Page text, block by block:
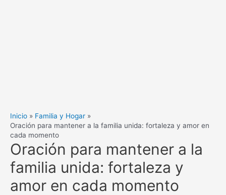
Inicio
Familia y Hogar
Oración para mantener a la familia unida: fortaleza y amor en
cada momento
Oración para mantener a la
familia unida: fortaleza y
amor en cada momento